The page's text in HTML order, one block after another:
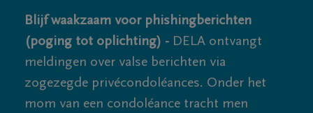
Blijf waakzaam voor phishingberichten
(poging tot oplichting) - DELA ontvangt
meldingen over valse berichten via
zogezegde privécondoléances. Onder het
mom van een condoléance tracht men